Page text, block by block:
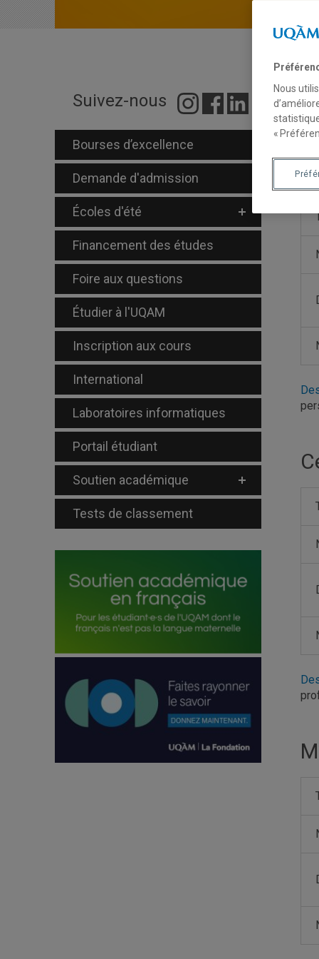
Suivez-nous
Bourses d’excellence
Demande d'admission
Écoles d'été
Financement des études
Foire aux questions
Étudier à l'UQAM
Inscription aux cours
International
Laboratoires informatiques
Portail étudiant
Soutien académique
Tests de classement
Nous
«